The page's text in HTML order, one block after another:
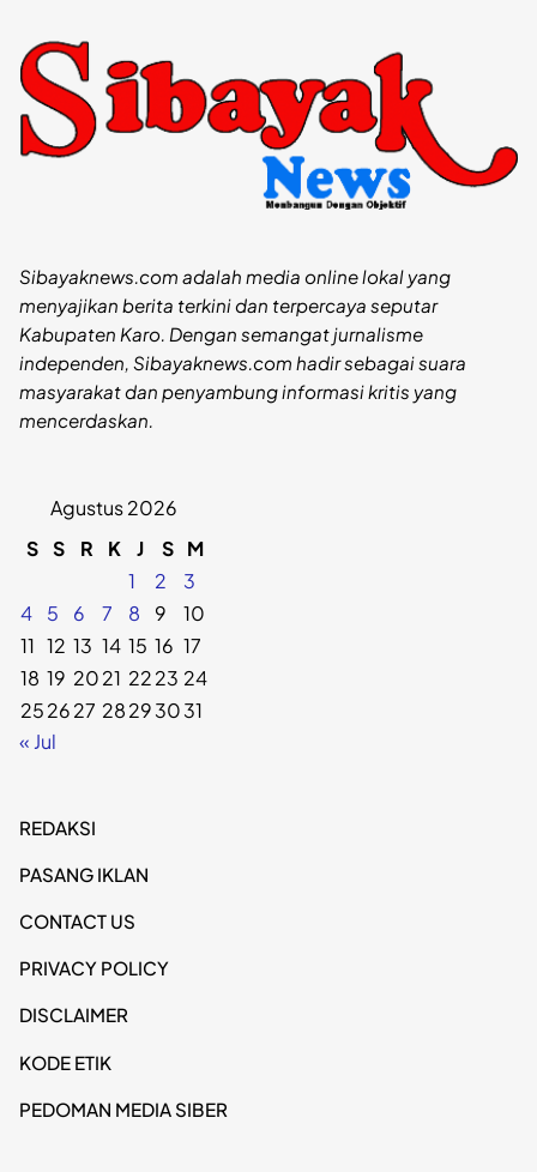
Sibayaknews.com adalah media online lokal yang
menyajikan berita terkini dan terpercaya seputar
Kabupaten Karo. Dengan semangat jurnalisme
independen, Sibayaknews.com hadir sebagai suara
masyarakat dan penyambung informasi kritis yang
mencerdaskan.
Agustus 2026
S S R K J S M
1
2
3
4
5 6 7 8 9
10
11 12 13 14 15 16 17
18 19 2021 2223 24
252627 28293031
« Jul
REDAKSI
PASANG IKLAN
CONTACT US
PRIVACY POLICY
DISCLAIMER
KODE ETIK
PEDOMAN MEDIA SIBER